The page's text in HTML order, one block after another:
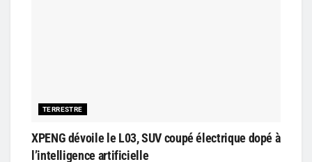
TERRESTRE
XPENG dévoile le L03, SUV coupé électrique dopé à
l’intelligence artificielle